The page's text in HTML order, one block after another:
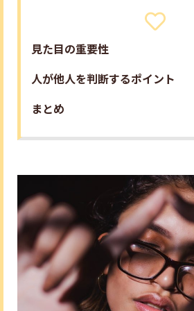
見た目の重要性
人が他人を判断するポイント
まとめ